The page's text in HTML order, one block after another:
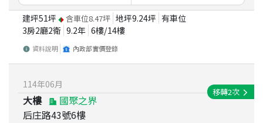
建坪51坪 含車位8.47坪 地坪9.24坪 有車位
3房2廳2衛 9.2年 6樓/14樓
資料說明 內政部實價登錄
114年06月
大樓
國聚之界
后庄路43號6樓
移轉2次